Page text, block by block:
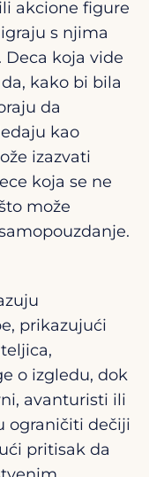
akcione figure
s njima
koja vide
kako bi bila
da
kao
izazvati
koja se ne
može
prikazujući
o izgledu, dok
avanturisti ili
ograničiti dečiji
pritisak da